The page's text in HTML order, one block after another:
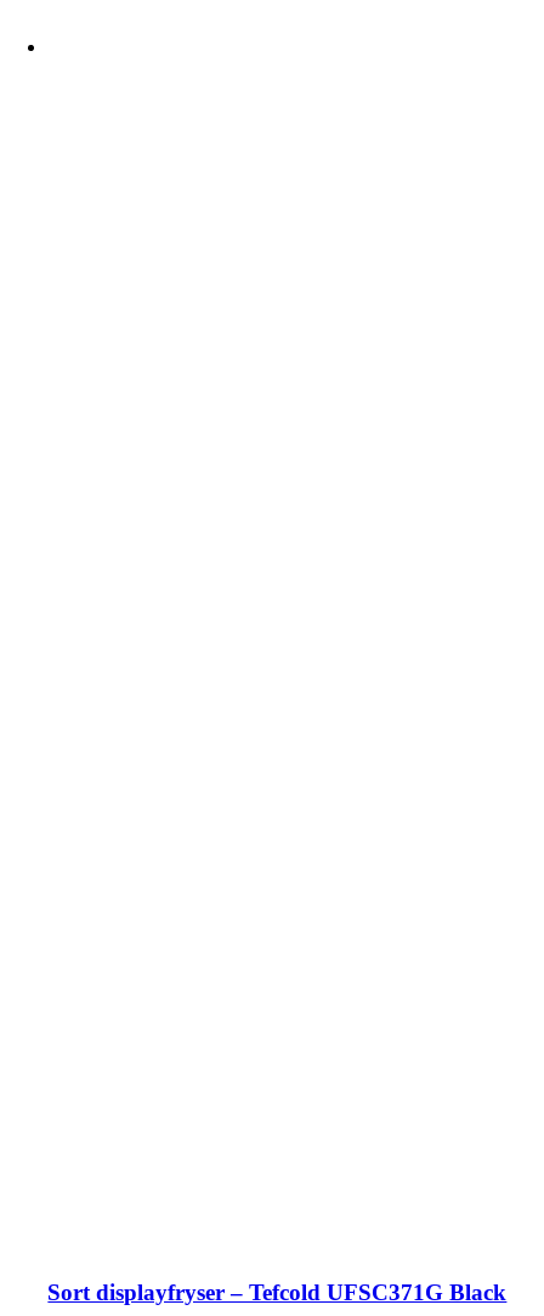
Sort displayfryser – Tefcold UFSC371G Black